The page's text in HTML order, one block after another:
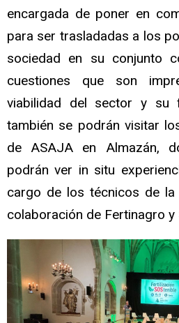
encargada de poner en
para ser trasladadas a los
sociedad en su conjunto
cuestiones que son
viabilidad del sector y su
también se podrán visitar
de ASAJA en Almazán,
podrán ver in situ
cargo de los técnicos de la
colaboración de Fertinagro y